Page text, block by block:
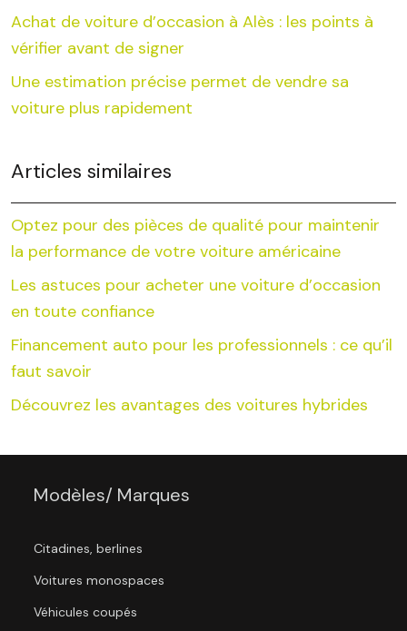
Achat de voiture d’occasion à Alès : les points à
vérifier avant de signer
Une estimation précise permet de vendre sa
voiture plus rapidement
Articles similaires
Optez pour des pièces de qualité pour maintenir
la performance de votre voiture américaine
Les astuces pour acheter une voiture d’occasion
en toute confiance
Financement auto pour les professionnels : ce qu’il
faut savoir
Découvrez les avantages des voitures hybrides
Modèles/ Marques
Citadines, berlines
Voitures monospaces
Véhicules coupés